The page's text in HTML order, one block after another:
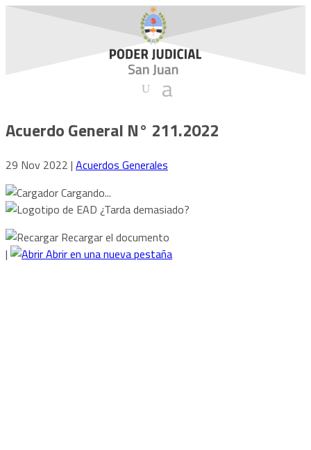
Acuerdo General N° 211.2022
29 Nov 2022 | Acuerdos Generales
Cargando...
¿Tarda demasiado?
Recargar el documento
|
Abrir en una nueva pestaña